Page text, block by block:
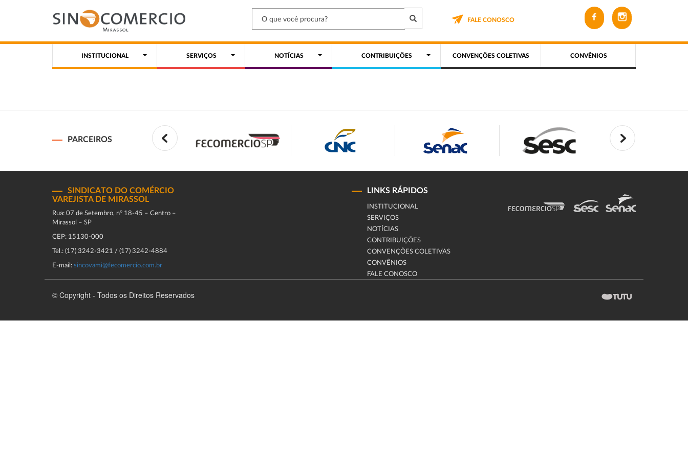
FALE CONOSCO
INSTITUCIONAL SERVIÇOS NOTÍCIAS CONTRIBUIÇÕES CONVENÇÕES COLETIVAS CONVÊNIOS
PARCEIROS
SINDICATO DO COMÉRCIO
VAREJISTA DE MIRASSOL
Rua: 07 de Setembro, n° 18-45 – Centro –
Mirassol – SP
CEP: 15130-000
Tel.: (17) 3242-3421 / (17) 3242-4884
E-mail: sincovami@fecomercio.com.br
LINKS RÁPIDOS
INSTITUCIONAL
SERVIÇOS
NOTÍCIAS
CONTRIBUIÇÕES
CONVENÇÕES COLETIVAS
CONVÊNIOS
FALE CONOSCO
© Copyright - Todos os Direitos Reservados